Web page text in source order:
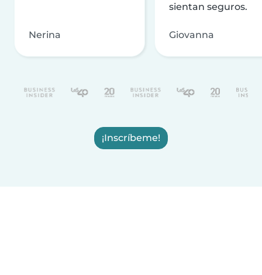
Nerina
sientan seguros.
Giovanna
¡Inscríbeme!